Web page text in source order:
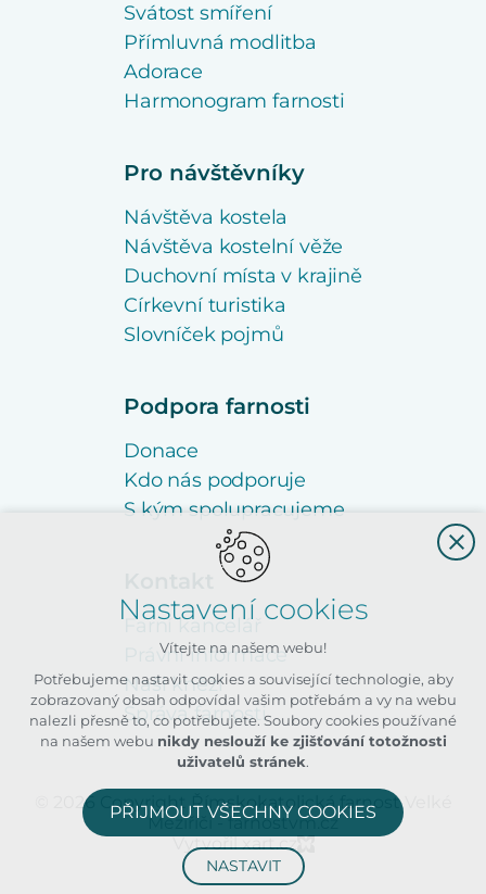
Svátost smíření
Přímluvná modlitba
Adorace
Harmonogram farnosti
Pro návštěvníky
Návštěva kostela
Návštěva kostelní věže
Duchovní místa v krajině
Církevní turistika
Slovníček pojmů
Podpora farnosti
Donace
Kdo nás podporuje
S kým spolupracujeme
Farní kancelář
Právní informace
Naši kněží
Správa farnosti
© 2026 Copyright Římskokatolická farnost Velké
Meziříčí - farnostvm.cz
Vytvořil xart.cz
Nastavení cookies
Vítejte na našem webu!
Potřebujeme nastavit cookies a související technologie, aby
zobrazovaný obsah odpovídal vašim potřebám a vy na webu
nalezli přesně to, co potřebujete. Soubory cookies používané
na našem webu nikdy neslouží ke zjišťování totožnosti
uživatelů stránek.
PŘIJMOUT VŠECHNY COOKIES
NASTAVIT